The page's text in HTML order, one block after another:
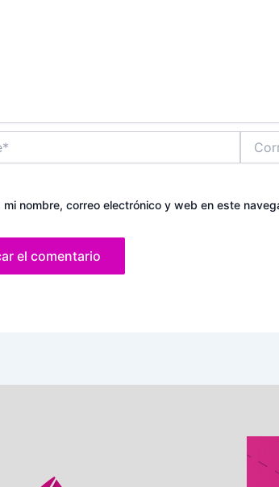
mi nombre, correo electrónico y web en este